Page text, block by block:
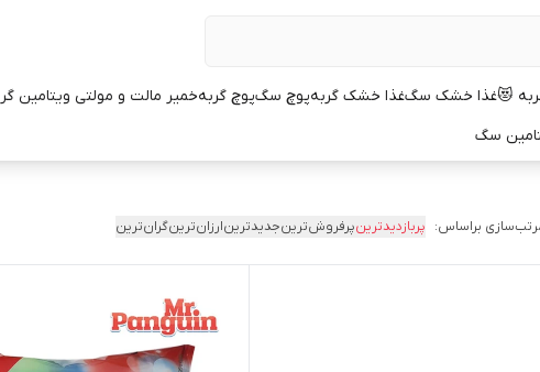
😻غذا خشک سگغذا خشک گربهپوچ سگپوچ گربهخمیر مالت و مولتی ویتامین
سگ
براساس: پربازدیدترینپرفروش‌ترینجدیدترینارزان‌ترینگران‌ترین